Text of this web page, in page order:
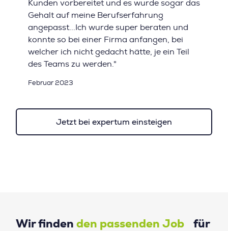
Kunden vorbereitet und es wurde sogar das
Gehalt auf meine Berufserfahrung
angepasst...Ich wurde super beraten und
konnte so bei einer Firma anfangen, bei
welcher ich nicht gedacht hätte, je ein Teil
des Teams zu werden."
Februar 2023
Jetzt bei expertum einsteigen
Wir finden den passenden Job für